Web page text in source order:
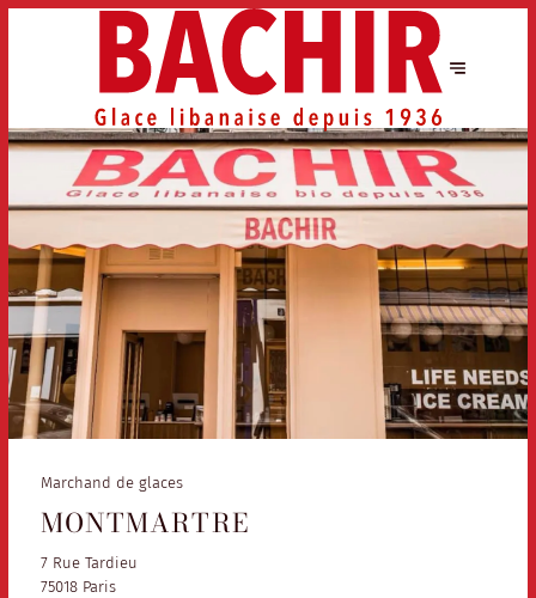
Marchand de glaces
MONTMARTRE
7 Rue Tardieu
75018 Paris